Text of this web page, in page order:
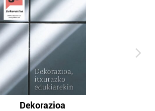
Dekorazioa